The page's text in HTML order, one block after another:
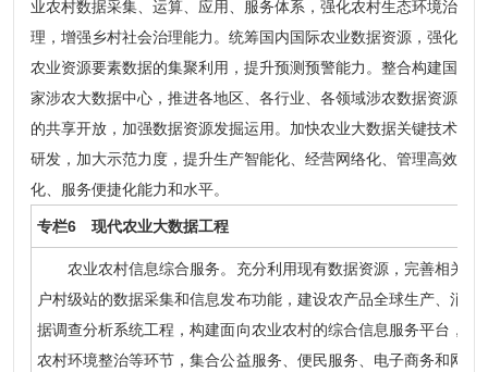
业农村数据采集、运算、应用、服务体系，强化农村生态环境治
理，增强乡村社会治理能力。统筹国内国际农业数据资源，强化
农业资源要素数据的集聚利用，提升预测预警能力。整合构建国
家涉农大数据中心，推进各地区、各行业、各领域涉农数据资源
的共享开放，加强数据资源发掘运用。加快农业大数据关键技术
研发，加大示范力度，提升生产智能化、经营网络化、管理高效
化、服务便捷化能力和水平。
专栏6 现代农业大数据工程
农业农村信息综合服务。充分利用现有数据资源，完善相关数
户村级站的数据采集和信息发布功能，建设农产品全球生产、消
据调查分析系统工程，构建面向农业农村的综合信息服务平台，
农村环境整治等环节，集合公益服务、便民服务、电子商务和网